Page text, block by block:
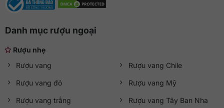
Danh mục rượu ngoại
Rượu nhẹ
Rượu vang
Rượu vang đỏ
Rượu vang trắng
Rượu vang Chile
Rượu vang Mỹ
Rượu vang Tây Ban Nha